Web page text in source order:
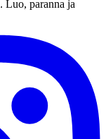
Luo, paranna ja